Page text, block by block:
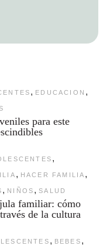
, EDUCACION ,
para este
,
, HACER FAMILIA ,
, NIÑOS , SALUD
familiar: cómo
de la cultura
, BEBES ,